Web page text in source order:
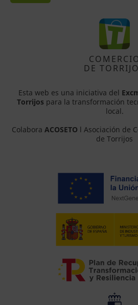
DE
Esta web es una iniciativa del
Torrijos para la transformación
local.
Colabora ACOSETO l Asociación de
de Torrijos